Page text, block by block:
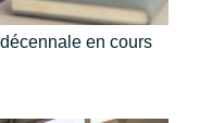
en cours